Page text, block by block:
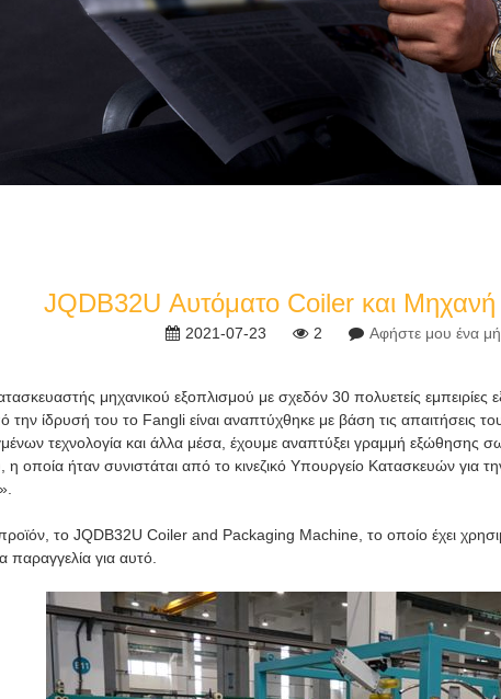
JQDB32U Αυτόματο Coiler και
2021-07-23 2 Αφήστε μου ένα
μηχανικού εξοπλισμού με σχεδόν 30 πολυετείς
την ίδρυσή του το Fangli είναι αναπτύχθηκε με βάση τις
τεχνολογία και άλλα μέσα, έχουμε αναπτύξει γραμμή
ήταν συνιστάται από το κινεζικό Υπουργείο Κατασκευών για
το JQDB32U Coiler and Packaging Machine, το οποίο έχει
για αυτό.